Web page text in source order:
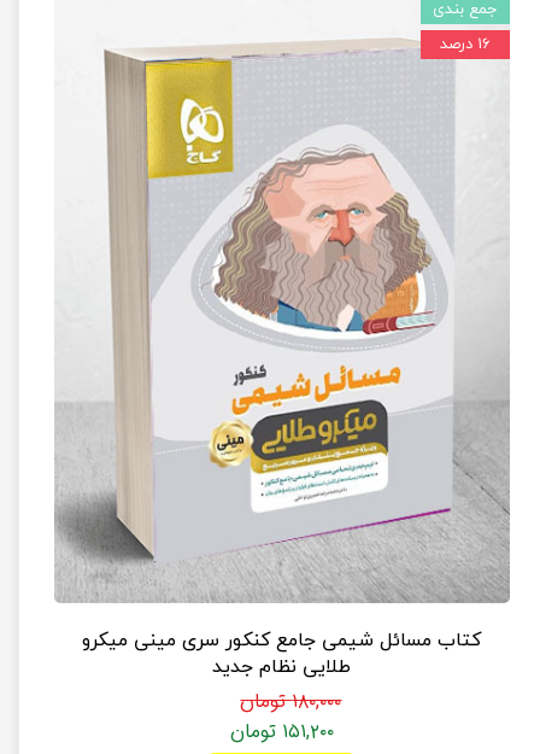
کتاب مسائل شیمی جامع کنکور سری مینی میکرو
طلایی نظام جدید
۱۸۰,۰۰۰ تومان
۱۵۱,۲۰۰ تومان
جمع بندی
۱۶ درصد